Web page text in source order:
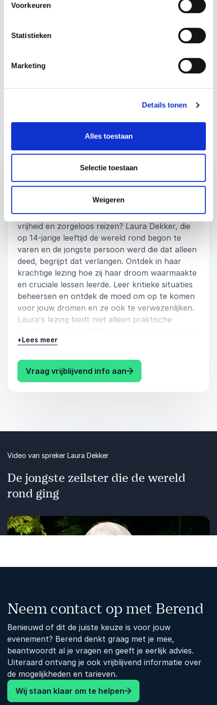
Voorkeuren
Statistieken
Marketing
Details tonen
Alles toestaan
Selectie toestaan
Weigeren
Lezingen
LEZING VAN SPREKER LAURA DEKKER
Hoe de wereld te veroveren wanneer
iedereen je probeert te stoppen
Heb je ooit geworsteld met het realiseren van
vrijheid en zorgeloos reizen? Laura Dekker, die
op 14-jarige leeftijd de wereld rond begon te
varen en de jongste persoon werd die dat alleen
deed, begrijpt dat verlangen. Ontdek in haar
krachtige lezing hoe zij haar droom waarmaakte
en cruciale lessen leerde. Leer kritieke situaties
beheersen en ontdek de moed om op te komen
voor jouw dromen en ze ook te verwezenlijken.
Laura's lezing biedt niet alleen praktische
inzichten om met uitdagingen om te gaan, maar
ook inspiratie om vol vertrouwen nieuwe dingen
+Lees meer
Vraag vrijblijvend info aan: Laura Dekker Hoe
De jongste zeilster die de wereld
rond ging
Video van spreker Laura Dekker
Neem contact op met Berend
Benieuwd of dit de juiste keuze is voor jouw
evenement? Berend denkt graag met je mee,
beantwoordt al je vragen en geeft je eerlijk advies.
Uiteraard ontvang je ook vrijblijvend informatie over
de mogelijkheden en tarieven.
Wij staan klaar om te helpen